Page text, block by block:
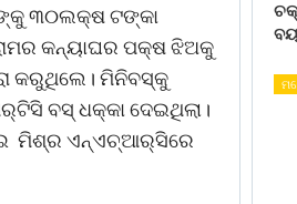
୩୦ଲକ୍ଷ ଟଙ୍କା
କନ୍ୟାଘର ପକ୍ଷ ଝିଅକୁ
କରୁଥିଲେ। ମିନିବସ୍‌କୁ
ବସ୍‌ ଧକ୍କା ଦେଇଥିଲା।
ମିଶ୍ର ଏନ୍‌ଏଚ୍‌ଆର୍‌ସିରେ